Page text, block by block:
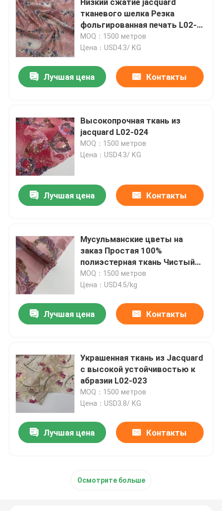
О Компании
Контакты
Продукция
Французская ткань Терри
Ткань вискозы белья
Приполюсная ткань ватки
Низкий сжатие jacquard
тканевого шелка Резка
фольгированная печать L02-
020-9
MOQ：1500 метров
Цена：USD4.3/ KG
Лучшая цена Контакты
Высокопрочная ткань из
jacquard L02-024
MOQ：1500 метров
Цена：USD4.3/ KG
Лучшая цена Контакты
Мусульманские цветы на
заказ Простая 100%
полиэстерная ткань Чистый
цвет Чиффон Джакард ткань
MOQ：1500 метров
Цена：USD4.5/kg
Лучшая цена Контакты
Украшенная ткань из Jacquard
с высокой устойчивостью к
абразии L02-023
MOQ：1500 метров
Цена：USD3.8/ KG
Лучшая цена Контакты
Осмотрите больше